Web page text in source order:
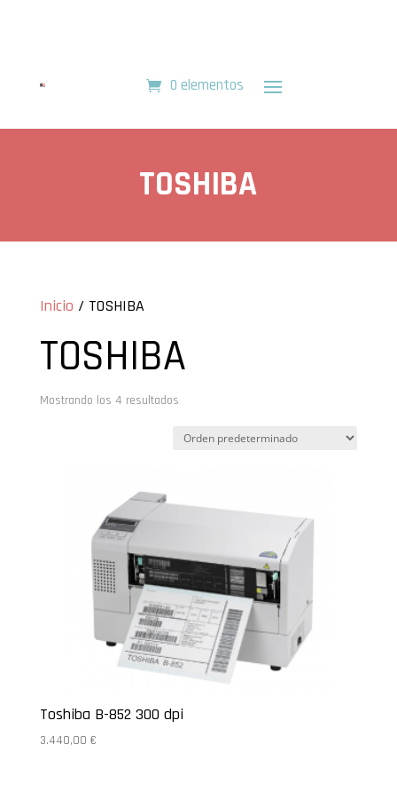
0 elementos
TOSHIBA
Inicio / TOSHIBA
TOSHIBA
Mostrando los 4 resultados
Toshiba B-852 300 dpi
3.440,00 €